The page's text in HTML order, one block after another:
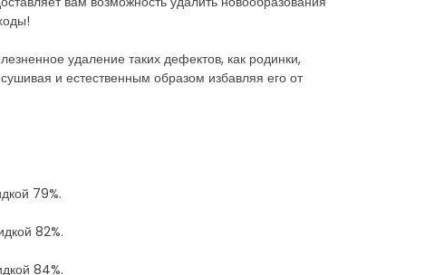
удаление таких дефектов, как родинки,
и естественным образом избавляя его от
79%.
82%.
84%.